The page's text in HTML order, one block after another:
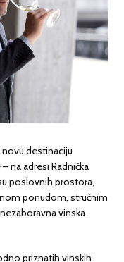
destinaciju
na adresi Radnička
poslovnih prostora,
ponudom, stručnim
vinska
priznatih vinskih